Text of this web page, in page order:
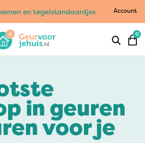
en tegelstandaardjes Account
0
in geuren
voor je